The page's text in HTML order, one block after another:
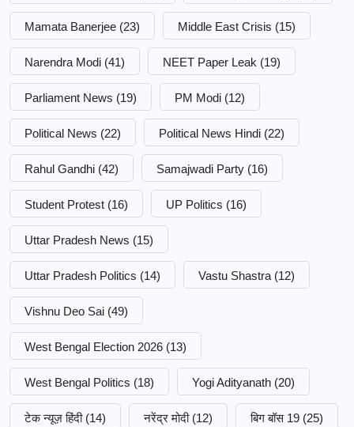
Mamata Banerjee (23) Middle East Crisis (15)
Narendra Modi (41) NEET Paper Leak (19)
Parliament News (19) PM Modi (12)
Political News (22) Political News Hindi (22)
Rahul Gandhi (42) Samajwadi Party (16)
Student Protest (16) UP Politics (16)
Uttar Pradesh News (15)
Uttar Pradesh Politics (14) Vastu Shastra (12)
Vishnu Deo Sai (49)
West Bengal Election 2026 (13)
West Bengal Politics (18) Yogi Adityanath (20)
टेक न्यूज़ हिंदी (14) नरेंद्र मोदी (12) बिग बॉस 19 (25)